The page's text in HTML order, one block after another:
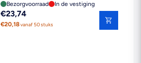
Bezorgvoorraad In de vestiging
Reguliere
prijs
€23,74
€20,18vanaf 50 stuks